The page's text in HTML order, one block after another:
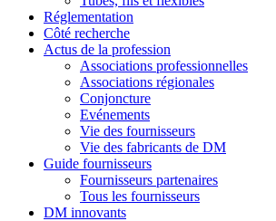
Réglementation
Côté recherche
Actus de la profession
Associations professionnelles
Associations régionales
Conjoncture
Evénements
Vie des fournisseurs
Vie des fabricants de DM
Guide fournisseurs
Fournisseurs partenaires
Tous les fournisseurs
DM innovants